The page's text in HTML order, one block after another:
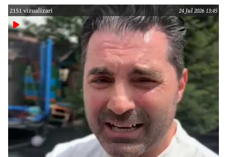
2151 vizualizari 24 Jul 2026 13:45